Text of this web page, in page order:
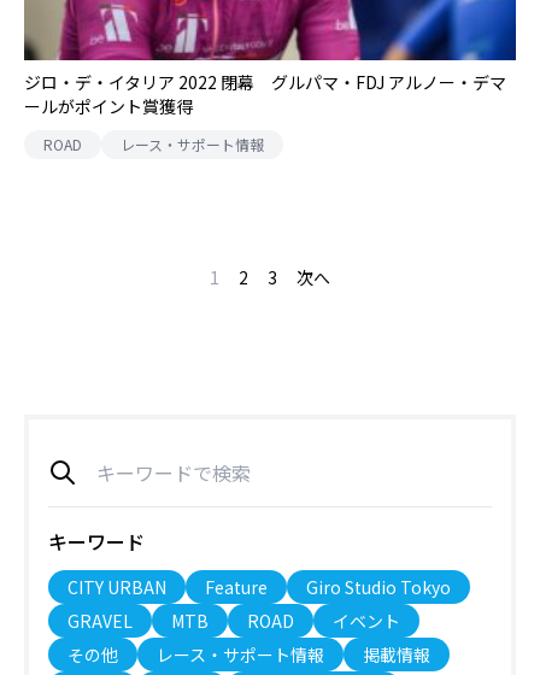
ジロ・デ・イタリア 2022 閉幕 グルパマ・FDJ アルノー・デマ
ールがポイント賞獲得
ROAD レース・サポート情報
1 2 3 次へ
キーワード
CITY URBAN Feature
Giro Studio Tokyo
GRAVEL
MTB ROAD
イベント
その他
レース・サポート情報
掲載情報